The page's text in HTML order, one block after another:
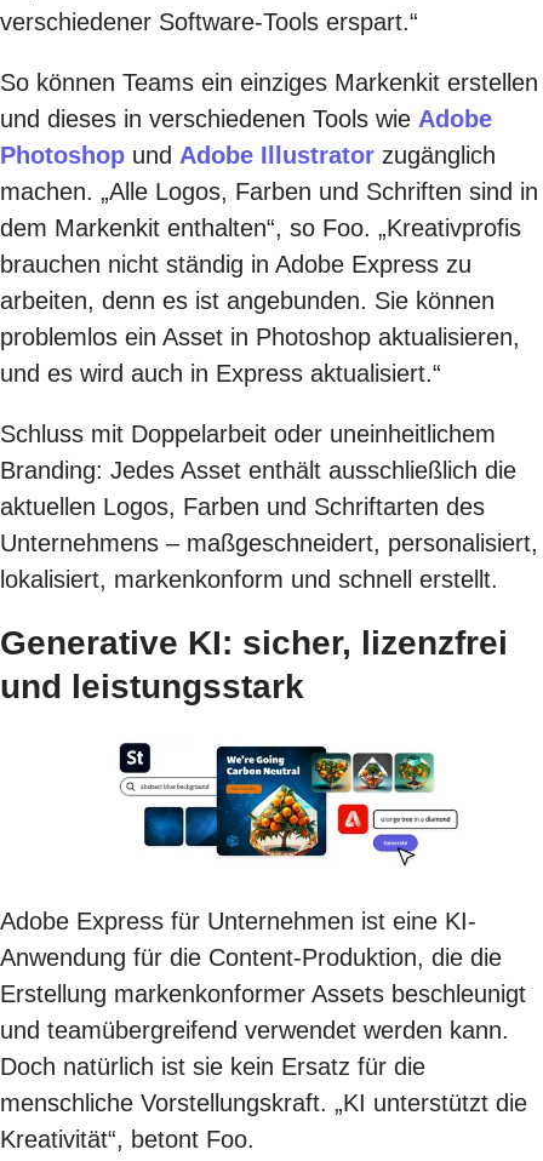
verschiedener Software-Tools erspart.“
So können Teams ein einziges Markenkit erstellen
und dieses in verschiedenen Tools wie Adobe
Photoshop und Adobe Illustrator zugänglich
machen. „Alle Logos, Farben und Schriften sind in
dem Markenkit enthalten“, so Foo. „Kreativprofis
brauchen nicht ständig in Adobe Express zu
arbeiten, denn es ist angebunden. Sie können
problemlos ein Asset in Photoshop aktualisieren,
und es wird auch in Express aktualisiert.“
Schluss mit Doppelarbeit oder uneinheitlichem
Branding: Jedes Asset enthält ausschließlich die
aktuellen Logos, Farben und Schriftarten des
Unternehmens – maßgeschneidert, personalisiert,
lokalisiert, markenkonform und schnell erstellt.
Generative KI: sicher, lizenzfrei
und leistungsstark
Adobe Express für Unternehmen ist eine KI-
Anwendung für die Content-Produktion, die die
Erstellung markenkonformer Assets beschleunigt
und teamübergreifend verwendet werden kann.
Doch natürlich ist sie kein Ersatz für die
menschliche Vorstellungskraft. „KI unterstützt die
Kreativität“, betont Foo.